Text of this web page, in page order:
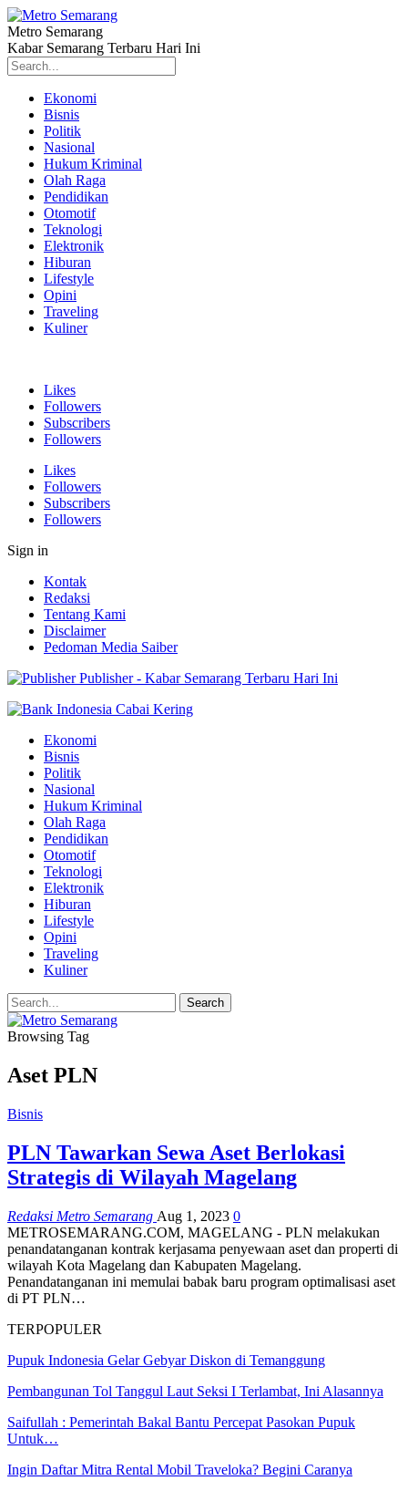
Metro Semarang
Kabar Semarang Terbaru Hari Ini
Ekonomi
Bisnis
Politik
Nasional
Hukum Kriminal
Olah Raga
Pendidikan
Otomotif
Teknologi
Elektronik
Hiburan
Lifestyle
Opini
Traveling
Kuliner
Likes
Followers
Subscribers
Followers
Likes
Followers
Subscribers
Followers
Sign in
Kontak
Redaksi
Tentang Kami
Disclaimer
Pedoman Media Saiber
Publisher - Kabar Semarang Terbaru Hari Ini
Ekonomi
Bisnis
Politik
Nasional
Hukum Kriminal
Olah Raga
Pendidikan
Otomotif
Teknologi
Elektronik
Hiburan
Lifestyle
Opini
Traveling
Kuliner
Browsing Tag
Aset PLN
Bisnis
PLN Tawarkan Sewa Aset Berlokasi
Strategis di Wilayah Magelang
Redaksi Metro Semarang Aug 1, 2023 0
METROSEMARANG.COM, MAGELANG - PLN melakukan
penandatanganan kontrak kerjasama penyewaan aset dan properti di
wilayah Kota Magelang dan Kabupaten Magelang.
Penandatanganan ini memulai babak baru program optimalisasi aset
di PT PLN…
TERPOPULER
Pupuk Indonesia Gelar Gebyar Diskon di Temanggung
Pembangunan Tol Tanggul Laut Seksi I Terlambat, Ini Alasannya
Saifullah : Pemerintah Bakal Bantu Percepat Pasokan Pupuk
Untuk…
Ingin Daftar Mitra Rental Mobil Traveloka? Begini Caranya